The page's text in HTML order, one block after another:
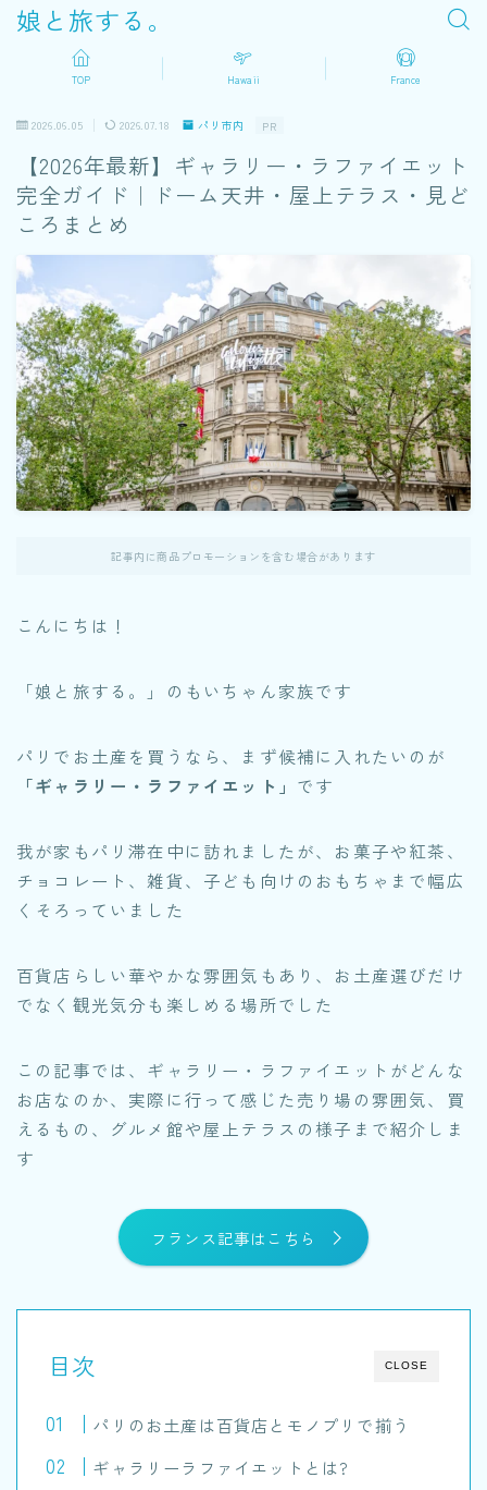
娘と旅する。
TOP Hawaii France
2026.06.05 2026.07.18 パリ市内 PR
【2026年最新】ギャラリー・ラファイエット
完全ガイド｜ドーム天井・屋上テラス・見ど
ころまとめ
記事内に商品プロモーションを含む場合があります
こんにちは！
「娘と旅する。」のもいちゃん家族です
パリでお土産を買うなら、まず候補に入れたいのが
「ギャラリー・ラファイエット」 です
我が家もパリ滞在中に訪れましたが、お菓子や紅茶、
チョコレート、雑貨、子ども向けのおもちゃまで幅広
くそろっていました
百貨店らしい華やかな雰囲気もあり、お土産選びだけ
でなく観光気分も楽しめる場所でした
この記事では、ギャラリー・ラファイエットがどんな
お店なのか、実際に行って感じた売り場の雰囲気、買
えるもの、グルメ館や屋上テラスの様子まで紹介しま
す
フランス記事はこちら
CLOSE
目次
パリのお土産は百貨店とモノプリで揃う
ギャラリーラファイエットとは?